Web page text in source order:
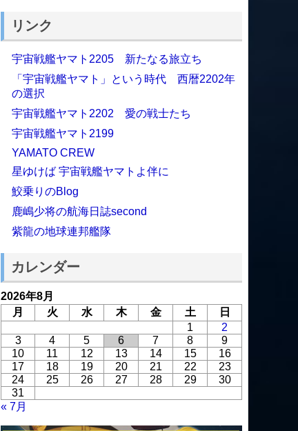
リンク
宇宙戦艦ヤマト2205 新たなる旅立ち
「宇宙戦艦ヤマト」という時代 西暦2202年
の選択
宇宙戦艦ヤマト2202 愛の戦士たち
宇宙戦艦ヤマト2199
YAMATO CREW
星ゆけば 宇宙戦艦ヤマトよ伴に
鮫乗りのBlog
鹿嶋少将の航海日誌second
紫龍の地球連邦艦隊
カレンダー
2026年8月
月
火 水 木 金 土
日
1
2
3
4 5 6 7 8
9
10
11 12 13 14 15
16
17
18 19 20 21 22
23
24
25 26 27 28 29
30
31
« 7月